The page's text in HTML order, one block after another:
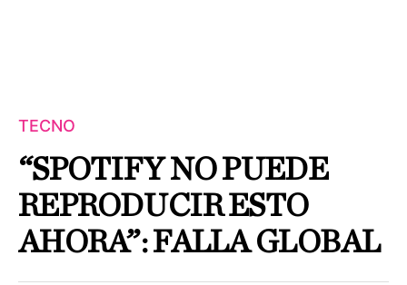
TECNO
“SPOTIFY NO PUEDE
REPRODUCIR ESTO
AHORA”: FALLA GLOBAL